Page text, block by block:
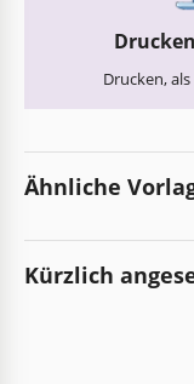
Drucken,
Ähnliche
Kürzlich